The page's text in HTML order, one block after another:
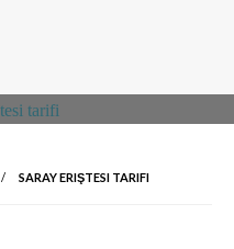
SARAY ERIŞTESI TARIFI